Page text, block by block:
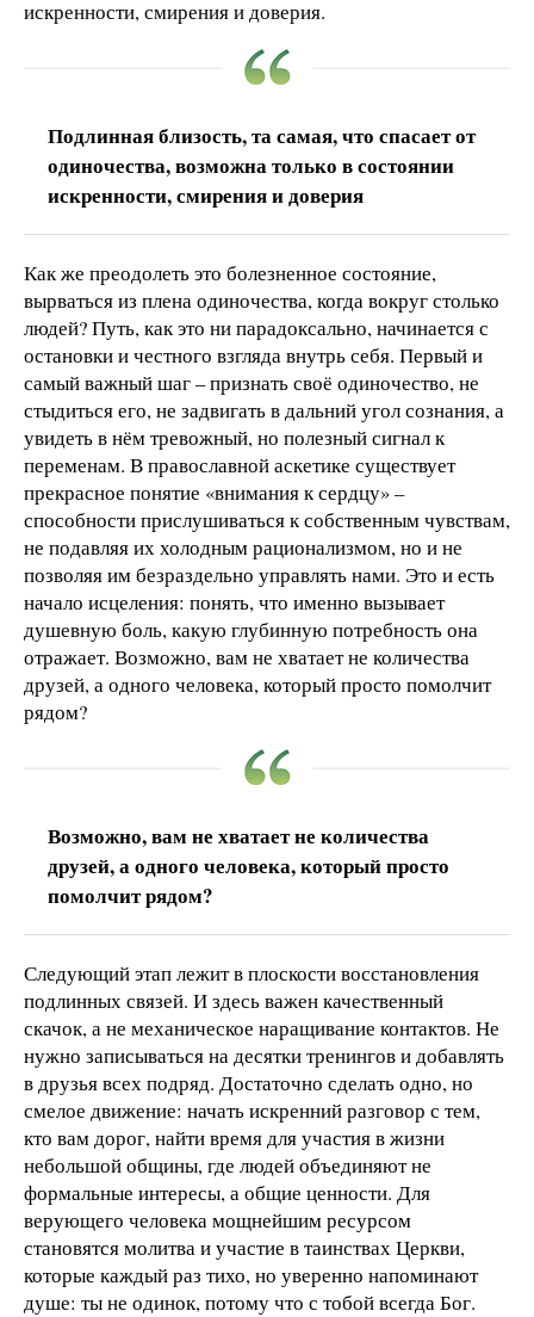
искренности, смирения и доверия.
Подлинная близость, та самая, что спасает от
одиночества, возможна только в состоянии
искренности, смирения и доверия
Как же преодолеть это болезненное состояние,
вырваться из плена одиночества, когда вокруг столько
людей? Путь, как это ни парадоксально, начинается с
остановки и честного взгляда внутрь себя. Первый и
самый важный шаг – признать своё одиночество, не
стыдиться его, не задвигать в дальний угол сознания, а
увидеть в нём тревожный, но полезный сигнал к
переменам. В православной аскетике существует
прекрасное понятие «внимания к сердцу» –
способности прислушиваться к собственным чувствам,
не подавляя их холодным рационализмом, но и не
позволяя им безраздельно управлять нами. Это и есть
начало исцеления: понять, что именно вызывает
душевную боль, какую глубинную потребность она
отражает. Возможно, вам не хватает не количества
друзей, а одного человека, который просто помолчит
рядом?
Возможно, вам не хватает не количества
друзей, а одного человека, который просто
помолчит рядом?
Следующий этап лежит в плоскости восстановления
подлинных связей. И здесь важен качественный
скачок, а не механическое наращивание контактов. Не
нужно записываться на десятки тренингов и добавлять
в друзья всех подряд. Достаточно сделать одно, но
смелое движение: начать искренний разговор с тем,
кто вам дорог, найти время для участия в жизни
небольшой общины, где людей объединяют не
формальные интересы, а общие ценности. Для
верующего человека мощнейшим ресурсом
становятся молитва и участие в таинствах Церкви,
которые каждый раз тихо, но уверенно напоминают
душе: ты не одинок, потому что с тобой всегда Бог.